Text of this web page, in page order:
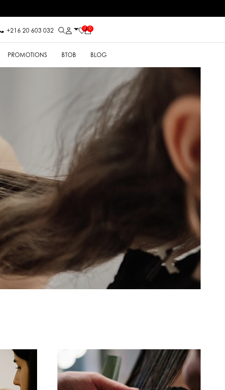
+216 20 603 032 0 0
PROMOTIONS BTOB BLOG